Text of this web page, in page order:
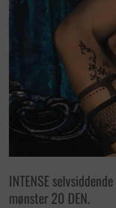
INTENSE
mønster 20 DEN.